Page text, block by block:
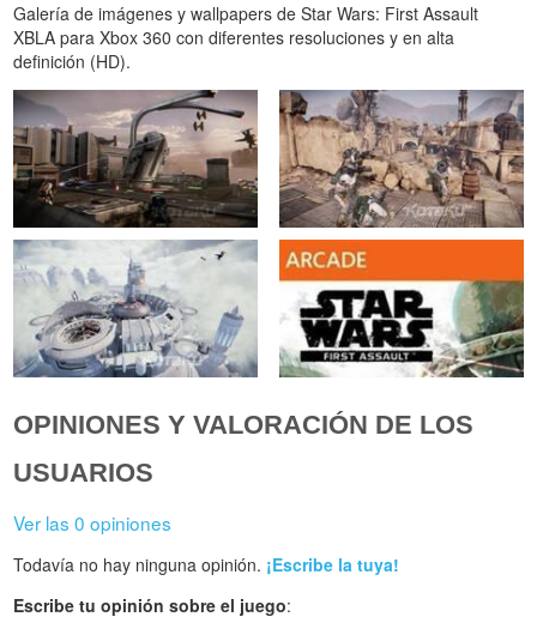
Galería de imágenes y wallpapers de Star Wars: First Assault
XBLA para Xbox 360 con diferentes resoluciones y en alta
definición (HD).
OPINIONES Y VALORACIÓN DE LOS
USUARIOS
Ver las 0 opiniones
Todavía no hay ninguna opinión. ¡Escribe la tuya!
Escribe tu opinión sobre el juego: